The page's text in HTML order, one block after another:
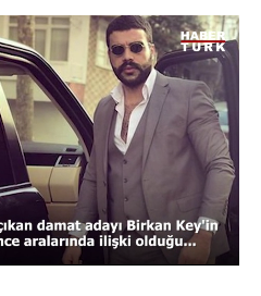
Oynatma
Hızı